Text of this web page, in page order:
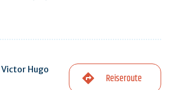
Hugo
Reiseroute